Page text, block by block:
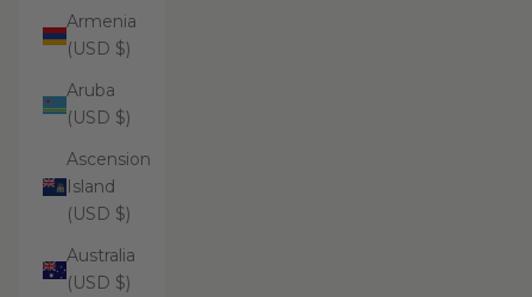
Armenia
(USD $)
Aruba
(USD $)
Ascension
Island
(USD $)
Australia
(USD $)